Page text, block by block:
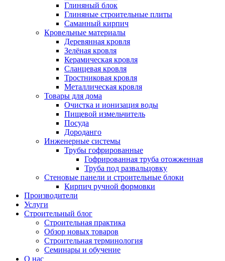
Глиняный блок
Глиняные строительные плиты
Саманный кирпич
Кровельные материалы
Деревянная кровля
Зелёная кровля
Керамическая кровля
Сланцевая кровля
Тростниковая кровля
Металлическая кровля
Товары для дома
Очистка и ионизация воды
Пищевой измельчитель
Посуда
Дороданго
Инженерные системы
Трубы гофрированные
Гофрированная труба отожженная
Труба под развальцовку
Стеновые панели и строительные блоки
Кирпич ручной формовки
Производители
Услуги
Строительный блог
Строительная практика
Обзор новых товаров
Строительная терминология
Семинары и обучение
О нас